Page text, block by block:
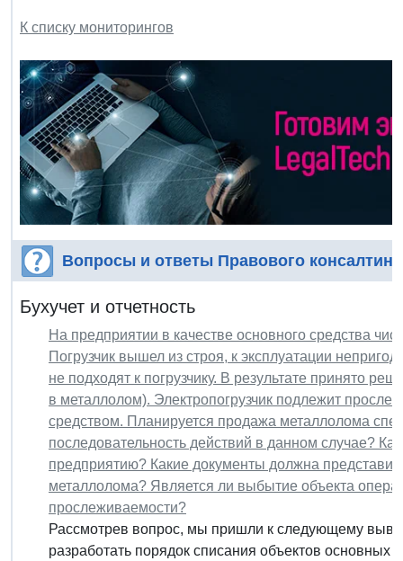
К списку мониторингов
Вопросы и ответы Правового
Бухучет и отчетность
На предприятии в качестве основного средства
Погрузчик вышел из строя, к эксплуатации
не подходят к погрузчику. В результате принято
в металлолом). Электропогрузчик подлежит
средством. Планируется продажа металлолома
последовательность действий в данном случае?
предприятию? Какие документы должна
металлолома? Является ли выбытие объекта
прослеживаемости?
Рассмотрев вопрос, мы пришли к следующему
разработать порядок списания объектов основных